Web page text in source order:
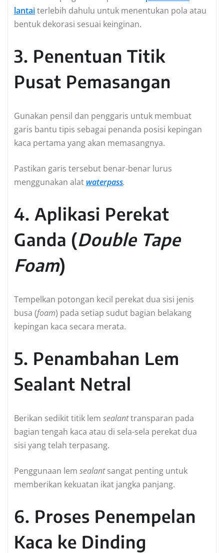
lantaiterlebih dahulu untuk menentukan pola atau
bentuk dekorasi sesuai keinginan.
3. Penentuan Titik
Pusat Pemasangan
Gunakan pensil dan penggaris untuk membuat
garis bantu tipis sebagai penanda posisi kepingan
kaca pertama yang akan memasangnya.
Pastikan garis tersebut benar-benar lurus
menggunakan alat waterpass.
4. Aplikasi Perekat
Ganda (Double Tape
Foam)
Tempelkan potongan kecil perekat dua sisi jenis
busa (foam) pada setiap sudut bagian belakang
kepingan kaca secara merata.
5. Penambahan Lem
Sealant Netral
Berikan sedikit titik lem sealanttransparan pada
bagian tengah kaca atau di sela-sela perekat dua
sisi yang telah terpasang.
Penggunaan lem sealantsangat penting untuk
memberikan kekuatan ikat jangka panjang.
6. Proses Penempelan
Kaca ke Dinding